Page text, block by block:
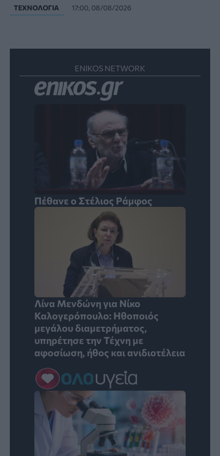
ΤΕΧΝΟΛΟΓΊΑ 17:00, 08/08/2026
ENIKOS NETWORK
Πέθανε ο Στέλιος Ράμφος
Λίνα Μενδώνη για Νίκο
Καλογερόπουλο: Ηθοποιός
μεγάλου διαμετρήματος,
υπηρέτησε την Τέχνη με
αφοσίωση, ήθος και ανιδιοτέλεια